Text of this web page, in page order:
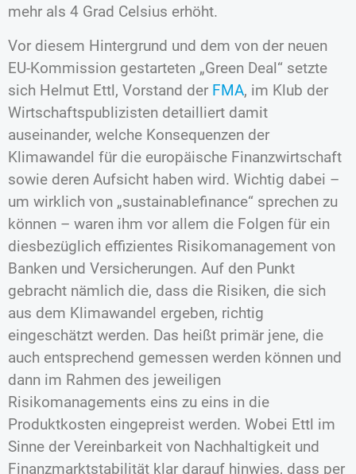
mehr als 4 Grad Celsius erhöht.
Vor diesem Hintergrund und dem von der neuen
EU-Kommission gestarteten „Green Deal“ setzte
sich Helmut Ettl, Vorstand der FMA, im Klub der
Wirtschaftspublizisten detailliert damit
auseinander, welche Konsequenzen der
Klimawandel für die europäische Finanzwirtschaft
sowie deren Aufsicht haben wird. Wichtig dabei –
um wirklich von „sustainablefinance“ sprechen zu
können – waren ihm vor allem die Folgen für ein
diesbezüglich effizientes Risikomanagement von
Banken und Versicherungen. Auf den Punkt
gebracht nämlich die, dass die Risiken, die sich
aus dem Klimawandel ergeben, richtig
eingeschätzt werden. Das heißt primär jene, die
auch entsprechend gemessen werden können und
dann im Rahmen des jeweiligen
Risikomanagements eins zu eins in die
Produktkosten eingepreist werden. Wobei Ettl im
Sinne der Vereinbarkeit von Nachhaltigkeit und
Finanzmarktstabilität klar darauf hinwies, dass per